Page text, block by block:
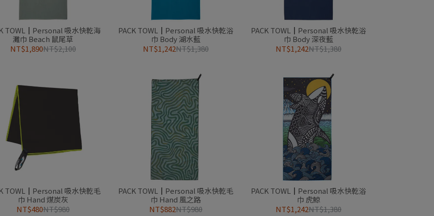
TOWL┃Personal 吸水快乾海
灘巾 Beach 鼠尾草
NT$1,890NT$2,100
PACK TOWL┃Personal 吸水快乾浴
巾 Body 湖水藍
NT$1,242NT$1,380
PACK TOWL┃Personal 吸水快乾浴
巾 Body 深夜藍
NT$1,242NT$1,380
TOWL┃Personal 吸水快乾毛
巾 Hand 煤炭灰
NT$480NT$980
PACK TOWL┃Personal 吸水快乾毛
巾 Hand 風之路
NT$882NT$980
PACK TOWL┃Personal 吸水快乾浴
巾 虎鯨
NT$1,242NT$1,380